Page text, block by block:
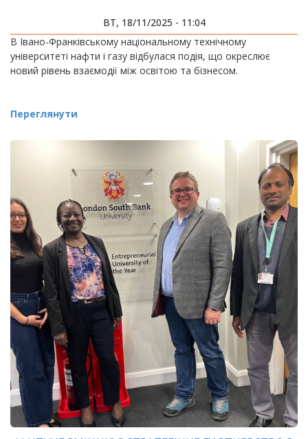
ВТ, 18/11/2025 - 11:04
В Івано-Франківському національному технічному
університеті нафти і газу відбулася подія, що окреслює
новий рівень взаємодії між освітою та бізнесом.
Переглянути